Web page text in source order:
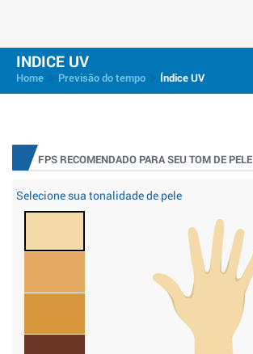
INDICE UV
Home Previsão do tempo Índice UV
FPS RECOMENDADO PARA SEU TOM DE PELE
Selecione sua tonalidade de pele